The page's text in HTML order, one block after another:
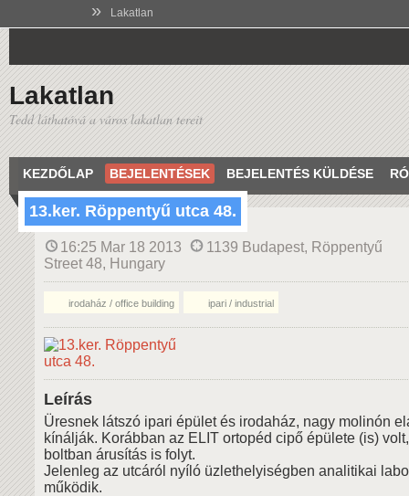
» Lakatlan
Lakatlan
Tedd láthatóvá a város lakatlan tereit
KEZDŐLAP BEJELENTÉSEK BEJELENTÉS KÜLDÉSE
13.ker. Röppentyű utca 48.
16:25 Mar 18 2013
1139 Budapest, Röppentyű
Street 48, Hungary
irodaház / office building ipari / industrial
Leírás
Üresnek látszó ipari épület és irodaház, nagy molinón
kínálják. Korábban az ELIT ortopéd cipő épülete (is)
boltban árusítás is folyt.
Jelenleg az utcáról nyíló üzlethelyiségben analitikai
működik.